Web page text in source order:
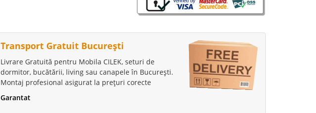
Transport Gratuit București
Livrare Gratuită pentru Mobila CILEK, seturi de
dormitor, bucătării, living sau canapele în București.
Montaj profesional asigurat la prețuri corecte
Garantat